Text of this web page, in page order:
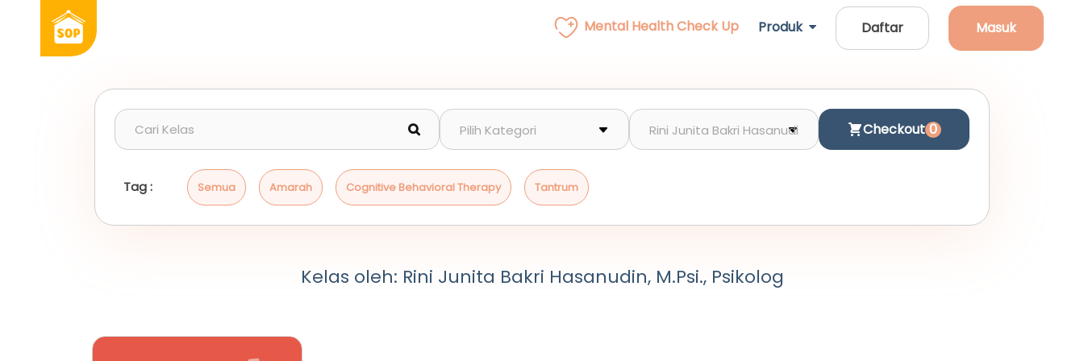
Mental Health Check Up Produk Daftar Masuk
Checkout 0
Tag : Semua Amarah Cognitive Behavioral Therapy Tantrum
Kelas oleh: Rini Junita Bakri Hasanudin, M.Psi., Psikolog